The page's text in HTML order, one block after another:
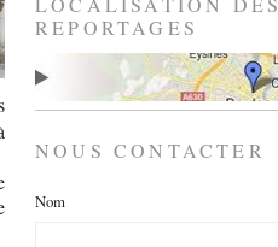
REPORTAGES
NOUS CONTACTER
Nom